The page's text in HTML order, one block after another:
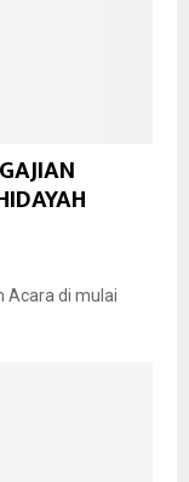
Acara di mulai